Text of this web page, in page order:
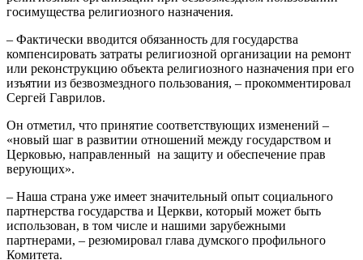
госимущества религиозного назначения.
– Фактически вводится обязанность для государства
компенсировать затраты религиозной организации на ремонт
или реконструкцию объекта религиозного назначения при его
изъятии из безвозмездного пользования, – прокомментировал
Сергей Гаврилов.
Он отметил, что принятие соответствующих изменений –
«новый шаг в развитии отношений между государством и
Церковью, направленный на защиту и обеспечение прав
верующих».
– Наша страна уже имеет значительный опыт социального
партнерства государства и Церкви, который может быть
использован, в том числе и нашими зарубежными
партнерами, – резюмировал глава думского профильного
Комитета.